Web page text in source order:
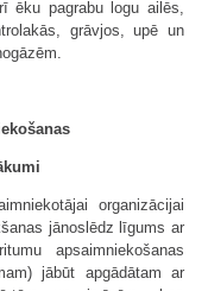
ēku pagrabu logu ailēs,
grāvjos, upē un
organizācijai
jānoslēdz līgums ar
apsaimniekošanas
jābūt apgādātam ar